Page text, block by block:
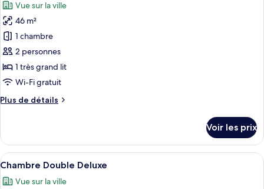
Suite
Standard
les
photos
pour
ce
type
de
chambre :
Suite
Vue sur la ville
46 m²
1 chambre
2 personnes
1 très grand lit
Wi-Fi gratuit
Plus de détails
Plus
le
type
de
Suite
Voir les prix
Afficher
toutes
les
Une chambre d’hôtel avec un grand
23
Chambre Double Deluxe
Vue sur la ville